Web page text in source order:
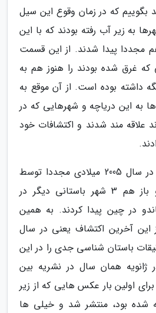
بگوییم که در زمان وقوع این سیل
به زیر آب رفته بودند که با این
پیدا شدند. از این قسمت
غرق شده بودند را هنوز هم به
داشته بوده است. از آن موقع به
به این دریاچه و شهرهایی که در
علاقه مند شدند و اکتشافات خود
به همین خاطر بود که در سال 2005 میلادی مجددا توسط
اداره گردشگری هانگزو باز هم 3 شهر باستانی دیگر در
در چین پیدا کردند. به همین
بعد از این آخرین اکتشاف یعنی در سال
باستان شناسی جدی را در این
ژانویه همان سال در نشریه بین
اولین بار عکس هایی که از زیر
شده بود، منتشر شد و خیلی ها